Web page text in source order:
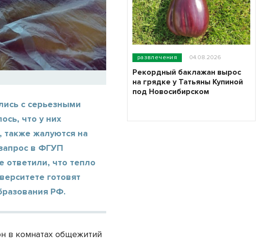
с серьезными
что у них
также жалуются на
в ФГУП
ответили, что тепло
готовят
РФ.
в комнатах общежитий
развлечения 04.08.2026
Рекордный баклажан вырос
на грядке у Татьяны Купиной
под Новосибирском